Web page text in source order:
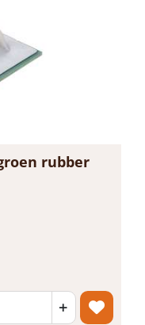
rubber
+